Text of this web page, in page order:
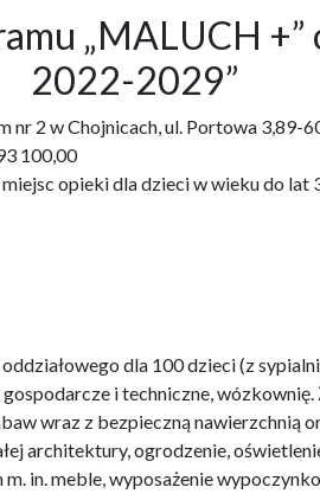
„MALUCH
2022-2029”
2 w Chojnicach, ul. Portowa 3,89-
100,00
opieki dla dzieci w wieku do lat
dla 100 dzieci (z
i techniczne,
wraz z bezpieczną nawierzchnią
architektury, ogrodzenie,
in. meble, wyposażenie